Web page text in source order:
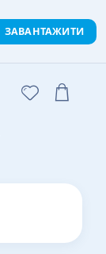
ЗАВАНТАЖИТИ